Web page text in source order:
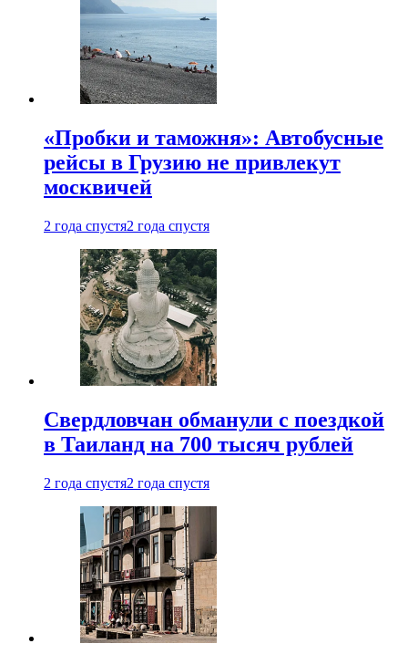
«Пробки и таможня»: Автобусные
рейсы в Грузию не привлекут
москвичей
2 года спустя2 года спустя
Свердловчан обманули с поездкой
в Таиланд на 700 тысяч рублей
2 года спустя2 года спустя